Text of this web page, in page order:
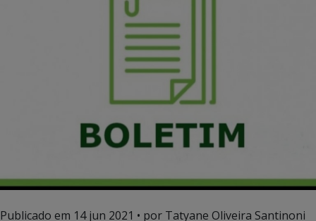
Publicado em 14 jun 2021 • por Tatyane Oliveira Santinoni